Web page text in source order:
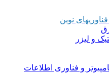
نوین
و لیزر
و فناوری اطلاعات